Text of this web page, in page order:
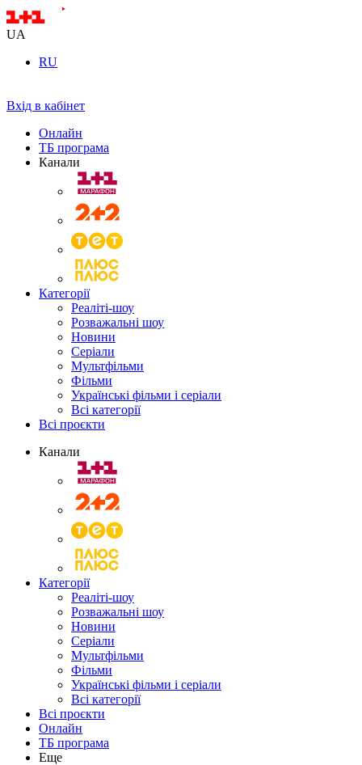
UA
RU
Вхід в кабінет
Онлайн
ТБ програма
Канали
Категорії
Реаліті-шоу
Розважальні шоу
Новини
Серіали
Мультфільми
Фільми
Українські фільми і серіали
Всі категорії
Всі проєкти
Канали
Категорії
Реаліті-шоу
Розважальні шоу
Новини
Серіали
Мультфільми
Фільми
Українські фільми і серіали
Всі категорії
Всі проєкти
Онлайн
ТБ програма
Еще